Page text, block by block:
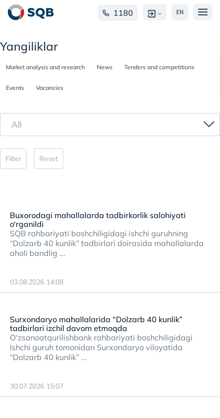
1180 EN
Yangiliklar
Market analysis and research News Tenders and competitions
Events Vacancies
All
Filter Reset
Buxorodagi mahallalarda tadbirkorlik salohiyati
o‘rganildi
SQB rahbariyati boshchiligidagi ishchi guruhning
“Dolzarb 40 kunlik” tadbirlari doirasida mahallalarda
aholi bandlig ...
03.08.2026 14:08
Surxondaryo mahallalarida “Dolzarb 40 kunlik”
tadbirlari izchil davom etmoqda
O‘zsanoatqurilishbank rahbariyati boshchiligidagi
Ishchi guruh tomonidan Surxondaryo viloyatida
“Dolzarb 40 kunlik” ...
30.07.2026 15:07